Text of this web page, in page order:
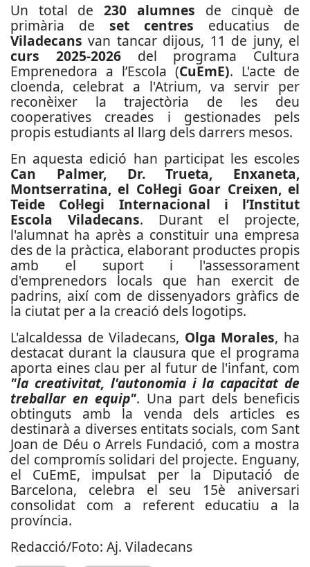
Un total de230 alumnes de cinquè de
primària de set centres educatius de
Viladecans van tancar dijous, 11 de juny, el
curs 2025-2026del programa Cultura
Emprenedora a l’Escola (CuEmE). L'acte de
cloenda, celebrat a l'Atrium, va servir per
reconèixer la trajectòria de les deu
cooperatives creades i gestionades pels
propis estudiants al llarg dels darrers mesos.
En aquesta edició han participat les escoles
Can Palmer, Dr. Trueta, Enxaneta,
Montserratina, el Col·legi Goar Creixen, el
Teide Col·legi Internacional i l’Institut
Escola Viladecans. Durant el projecte,
l'alumnat ha après a constituir una empresa
des de la pràctica, elaborant productes propis
amb el suport i l'assessorament
d'emprenedors locals que han exercit de
padrins, així com de dissenyadors gràfics de
la ciutat per a la creació dels logotips.
L'alcaldessa de Viladecans, Olga Morales, ha
destacat durant la clausura que el programa
aporta eines clau per al futur de l'infant, com
"la creativitat, l'autonomia i la capacitat de
treballar en equip". Una part dels beneficis
obtinguts amb la venda dels articles es
destinarà a diverses entitats socials, com Sant
Joan de Déu o Arrels Fundació, com a mostra
del compromís solidari del projecte. Enguany,
el CuEmE, impulsat per la Diputació de
Barcelona, celebra el seu 15è aniversari
consolidat com a referent educatiu a la
província.
Redacció/Foto: Aj. Viladecans